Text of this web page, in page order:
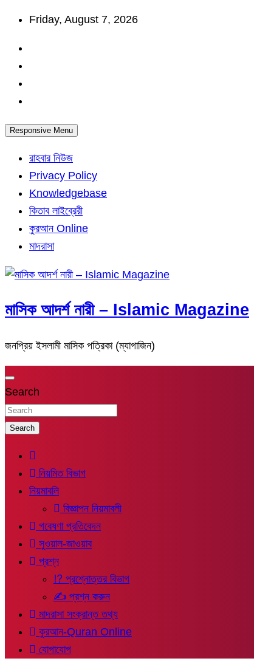
Skip
content
Friday, August 7, 2026
Responsive Menu
রাহবার নিউজ
Privacy Policy
Knowledgebase
কিতাব লাইব্রেরী
কুরআন Online
মাদরাসা
মাসিক আদর্শ নারী – Islamic Magazine
জনপ্রিয় ইসলামী মাসিক পত্রিকা (ম্যাগাজিন)
Search
Search
নিয়মিত বিভাগ
নিয়মাবলি
বিজ্ঞাপন নিয়মাবলী
গবেষণা প্রতিবেদন
সুওয়াল-জাওয়াব
প্রশ্ন
⁉ প্রশ্নোত্তর বিভাগ
✍ প্রশ্ন করুন
মাদরাসা সংক্রান্ত তথ্য
কুরআন-Quran Online
যোগাযোগ